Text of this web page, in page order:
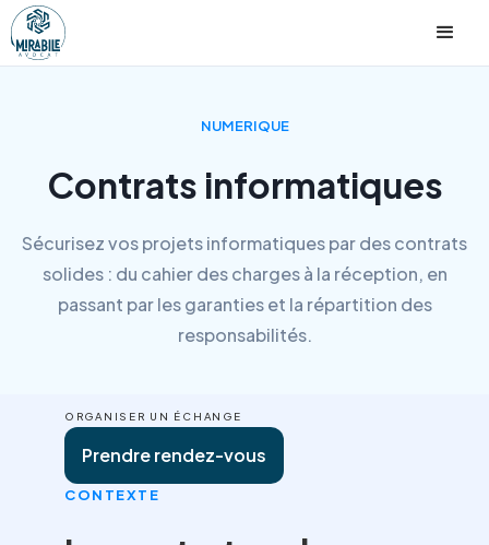
NUMERIQUE
Contrats informatiques
Sécurisez vos projets informatiques par des contrats
solides : du cahier des charges à la réception, en
passant par les garanties et la répartition des
responsabilités.
ORGANISER UN ÉCHANGE
Prendre rendez-vous
CONTEXTE